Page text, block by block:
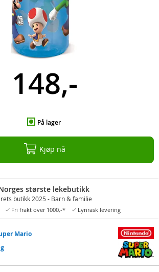
148,-
På lager
Kjøp nå
største lekebutikk
butikk 2025 - Barn & familie
Fri frakt over 1000,-* Lynrask levering
Mario